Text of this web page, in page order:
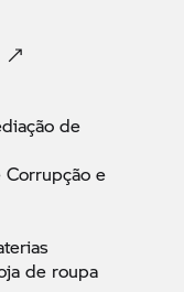
de
Corrupção e
de roupa